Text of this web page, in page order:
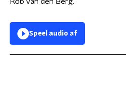
Speel audio af